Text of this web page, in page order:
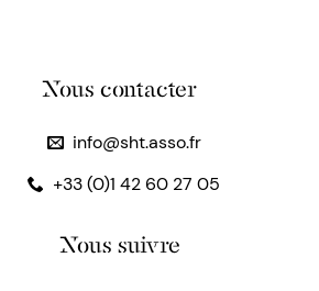
Nous contacter
info@sht.asso.fr
+33 (0)1 42 60 27 05
Nous suivre